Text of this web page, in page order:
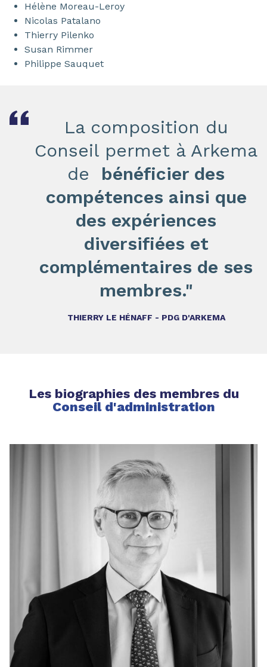
Hélène Moreau-Leroy
Nicolas Patalano
Thierry Pilenko
Susan Rimmer
Philippe Sauquet
La composition du
Conseil permet à Arkema
de bénéficier des
compétences ainsi que
des expériences
diversifiées et
complémentaires de ses
membres."
THIERRY LE HÉNAFF - PDG D'ARKEMA
Les biographies des membres du
Conseil d'administration